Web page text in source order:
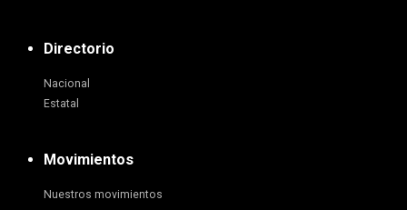
Directorio
Nacional
Estatal
Movimientos
Nuestros movimientos